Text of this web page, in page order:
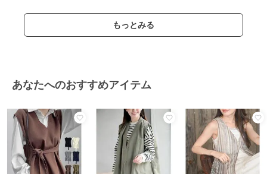
もっとみる
あなたへのおすすめアイテム